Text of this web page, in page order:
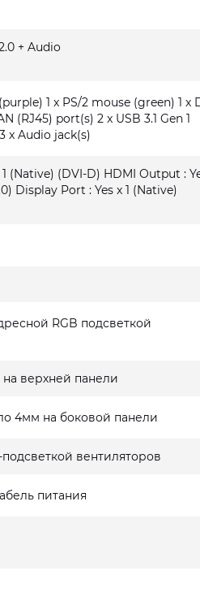
+ Audio
1 x PS/2 mouse (green) 1 x
(RJ45) port(s) 2 x USB 3.1 Gen 1
x Audio jack(s)
(Native) (DVI-D) HDMI Output :
Display Port : Yes x 1 (Native)
RGB подсветкой
верхней панели
4мм на боковой панели
вентиляторов
питания